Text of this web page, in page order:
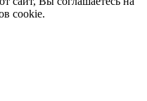
cookie.